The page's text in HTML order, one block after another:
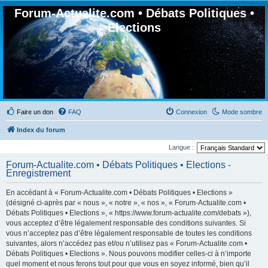
Forum-Actualite.com • Débats Politiques •
Elections
Faire un don Mode sombre
FAQ Connexion
Index du forum
Langue :
Forum-Actualite.com • Débats Politiques • Elections -
Enregistrement
En accédant à « Forum-Actualite.com • Débats Politiques • Elections »
(désigné ci-après par « nous », « notre », « nos », « Forum-Actualite.com •
Débats Politiques • Elections », « https://www.forum-actualite.com/debats »),
vous acceptez d’être légalement responsable des conditions suivantes. Si
vous n’acceptez pas d’être légalement responsable de toutes les conditions
suivantes, alors n’accédez pas et/ou n’utilisez pas « Forum-Actualite.com •
Débats Politiques • Elections ». Nous pouvons modifier celles-ci à n’importe
quel moment et nous ferons tout pour que vous en soyez informé, bien qu’il